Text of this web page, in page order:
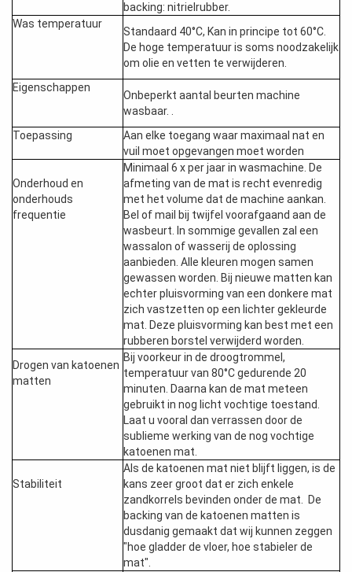
backing: nitrielrubber.
Was temperatuur
Standaard 40°C, Kan in principe tot 60°C.
De hoge temperatuur is soms noodzakelijk
om olie en vetten te verwijderen.
Eigenschappen
Onbeperkt aantal beurten machine
wasbaar. .
Toepassing
Aan elke toegang waar maximaal nat en
vuil moet opgevangen moet worden
Onderhoud en
onderhouds
frequentie
Minimaal 6 x per jaar in wasmachine. De
afmeting van de mat is recht evenredig
met het volume dat de machine aankan.
Bel of mail bij twijfel voorafgaand aan de
wasbeurt. In sommige gevallen zal een
wassalon of wasserij de oplossing
aanbieden. Alle kleuren mogen samen
gewassen worden. Bij nieuwe matten kan
echter pluisvorming van een donkere mat
zich vastzetten op een lichter gekleurde
mat. Deze pluisvorming kan best met een
rubberen borstel verwijderd worden.
Drogen van katoenen
matten
Bij voorkeur in de droogtrommel,
temperatuur van 80°C gedurende 20
minuten. Daarna kan de mat meteen
gebruikt in nog licht vochtige toestand.
Laat u vooral dan verrassen door de
sublieme werking van de nog vochtige
katoenen mat.
Stabiliteit
Als de katoenen mat niet blijft liggen, is de
kans zeer groot dat er zich enkele
zandkorrels bevinden onder de mat. De
backing van de katoenen matten is
dusdanig gemaakt dat wij kunnen zeggen
"hoe gladder de vloer, hoe stabieler de
mat".